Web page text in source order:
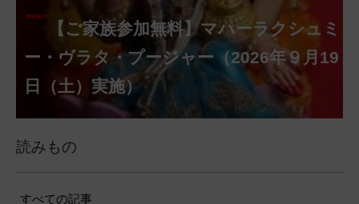
【ご家族参加無料】アーディ・アマー
ヴァシャー・プージャー（2026年８月12
日（水）実施）
【ご家族参加無料】ラクシュミー・ク
ベーラ・マンスリー・プージャー（2026
年８月12日（水）実施）
【ご家族参加無料】ナーガ・パンチャ
ミー・プージャー（2026年８月17日
（月）実施）
【ご家族参加無料】ヴァラ・ラクシュ
ミー・ヴラタ・プージャー（2026年８月
28日（金）実施）
【ご家族参加無料】サンカタハラ・チ
ャトゥルティー・プージャー（2026年８
月31日（月）実施）
【ご家族参加無料】クリシュナ・ジャヤ
ンティー・プージャー（2026年９月４日
（金）実施）
【ご家族参加無料】ガネーシャ・チャ
トゥルティー・プージャー（2026年９月
14日（月）実施）
【ご家族参加無料】マハーラクシュミ
ー・ヴラタ・プージャー（2026年９月19
日（土）実施）
【ご家族参加無料】マハーラヤー・ア
マーヴァシャー・プージャー（2026年10
月10日（土）実施）
第220回グループ・ホーマ（ナーガ・
パンチャミー、2026年８月17日（月）実
施）
第221回グループ・ホーマ（ガーヤト
リー・ジャヤンティー、2026年８月28日
（金）実施）
アンナダーナ・プロジェクト（食事の奉
仕）
ポストコロナ福祉活動支援募金
読みもの
すべての記事